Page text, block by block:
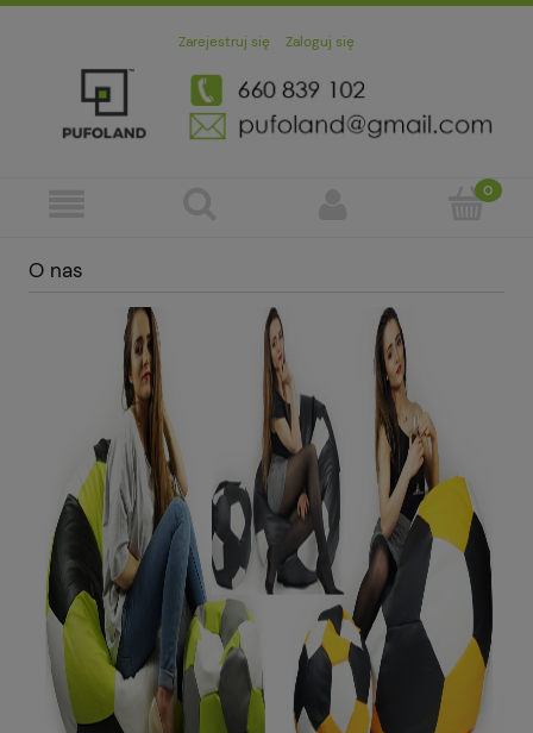
Zarejestruj się Zaloguj się
O nas